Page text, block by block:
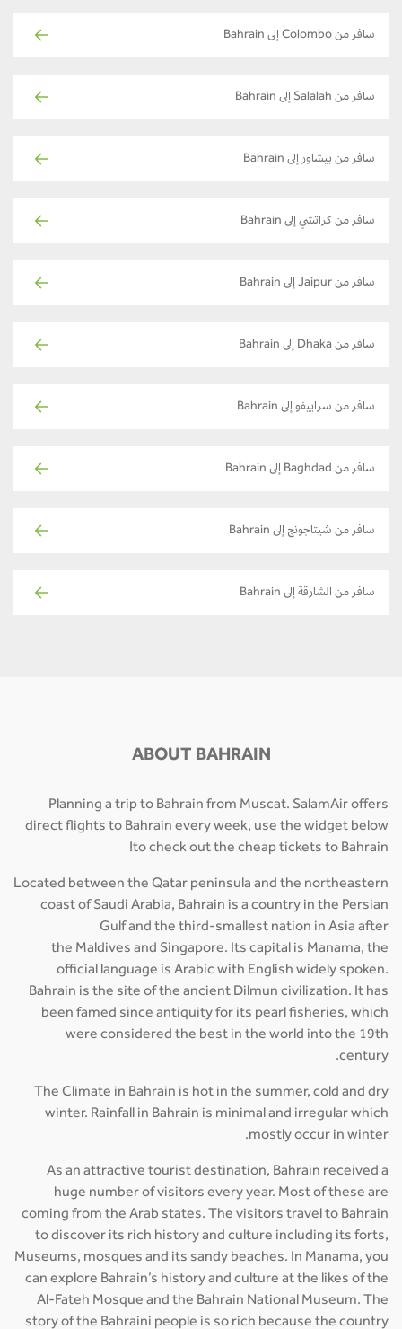
سافر من Colombo إلى Bahrain
سافر من Salalah إلى Bahrain
سافر من بيشاور إلى Bahrain
سافر من كراتشي إلى Bahrain
سافر من Jaipur إلى Bahrain
سافر من Dhaka إلى Bahrain
سافر من سراييفو إلى Bahrain
سافر من Baghdad إلى Bahrain
سافر من شيتاجونج إلى Bahrain
سافر من الشارقة إلى Bahrain
ABOUT BAHRAIN
Planning a trip to Bahrain from Muscat. SalamAir offers
direct flights to Bahrain every week, use the widget below
to check out the cheap tickets to Bahrain!
Located between the Qatar peninsula and the northeastern
coast of Saudi Arabia, Bahrain is a country in the Persian
Gulf and the third-smallest nation in Asia after
the Maldives and Singapore. Its capital is Manama, the
official language is Arabic with English widely spoken.
Bahrain is the site of the ancient Dilmun civilization. It has
been famed since antiquity for its pearl fisheries, which
were considered the best in the world into the 19th
century.
The Climate in Bahrain is hot in the summer, cold and dry
winter. Rainfall in Bahrain is minimal and irregular which
mostly occur in winter.
As an attractive tourist destination, Bahrain received a
huge number of visitors every year. Most of these are
coming from the Arab states. The visitors travel to Bahrain
to discover its rich history and culture including its forts,
Museums, mosques and its sandy beaches. In Manama, you
can explore Bahrain’s history and culture at the likes of the
Al-Fateh Mosque and the Bahrain National Museum. The
story of the Bahraini people is so rich because the country